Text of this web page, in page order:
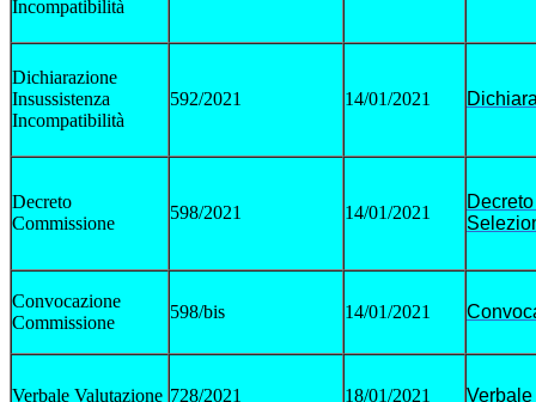
Incompatibilità
Dichiarazione
Insussistenza
Incompatibilità
592/2021 14/01/2021
Decreto
Commissione
598/2021 14/01/2021
Convocazione
Commissione
598/bis 14/01/2021
Verbale Valutazione 728/2021 18/01/2021